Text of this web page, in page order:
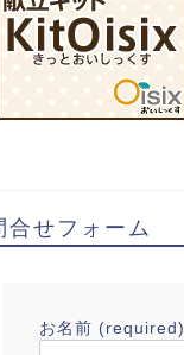
合せフォーム
お名前 (required)